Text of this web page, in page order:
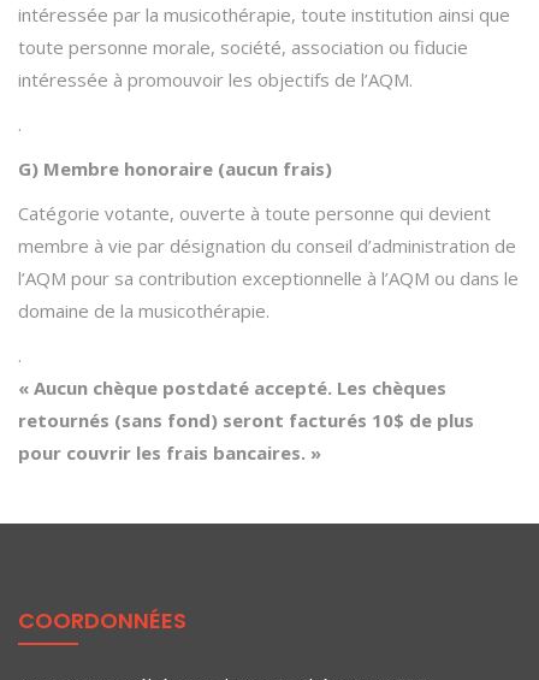
intéressée par la musicothérapie, toute institution ainsi que
toute personne morale, société, association ou fiducie
intéressée à promouvoir les objectifs de l’AQM.
.
G) Membre honoraire (aucun frais)
Catégorie votante, ouverte à toute personne qui devient
membre à vie par désignation du conseil d’administration de
l’AQM pour sa contribution exceptionnelle à l’AQM ou dans le
domaine de la musicothérapie.
.
« Aucun chèque postdaté accepté. Les chèques
retournés (sans fond) seront facturés 10$ de plus
pour couvrir les frais bancaires. »
COORDONNÉES